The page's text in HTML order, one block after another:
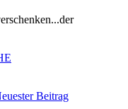
Beitrag